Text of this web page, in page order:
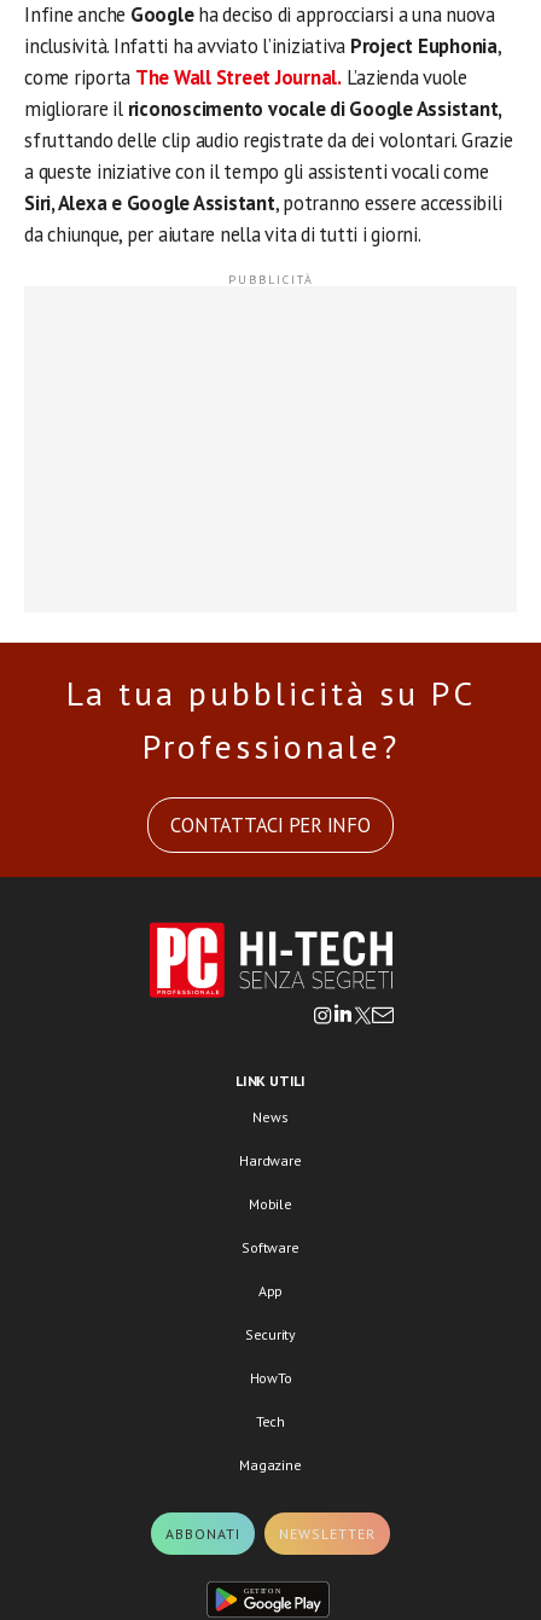
Infine anche Googleha deciso di approcciarsi a una nuova
inclusività. Infatti ha avviato l’iniziativa Project Euphonia,
come riporta The Wall Street Journal.L’azienda vuole
migliorare il riconoscimento vocale di Google Assistant,
sfruttando delle clip audio registrate da dei volontari. Grazie
a queste iniziative con il tempo gli assistenti vocali come
Siri, Alexa e Google Assistant, potranno essere accessibili
da chiunque, per aiutare nella vita di tutti i giorni.
La tua pubblicità su PC
Professionale?
CONTATTACI PER INFO
LINK UTILI
News
Hardware
Mobile
Software
App
Security
HowTo
Tech
Magazine
ABBONATI NEWSLETTER